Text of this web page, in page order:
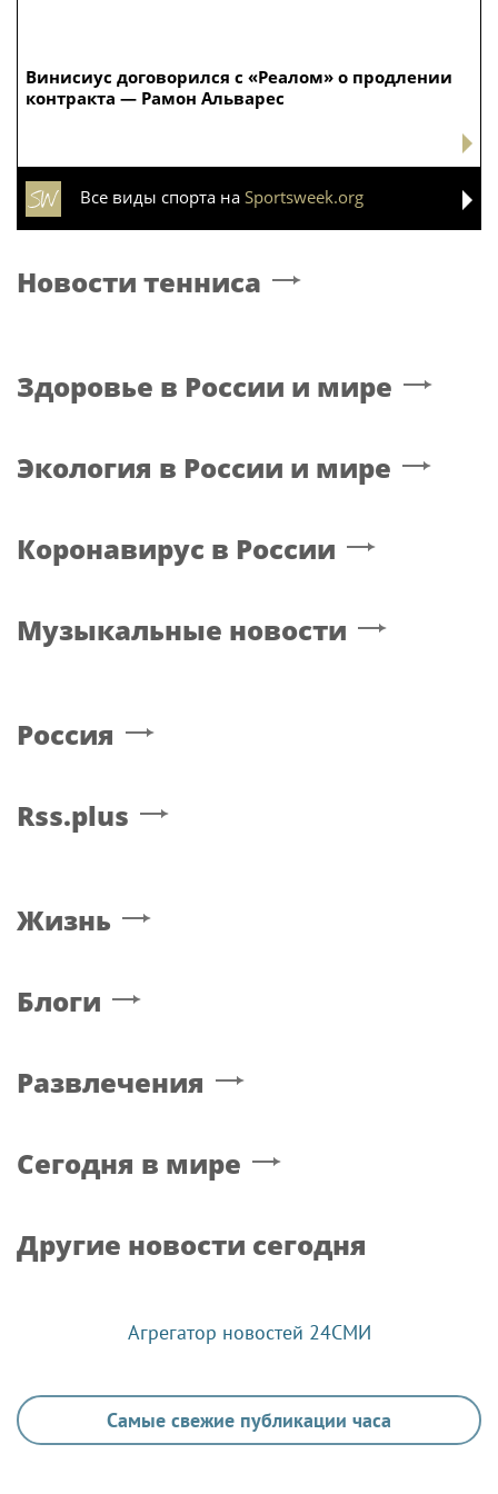
Винисиус договорился с «Реалом» о продлении
контракта — Рамон Альварес
Все виды спорта на Sportsweek.org
Новости тенниса
Здоровье в России и мире
Экология в России и мире
Коронавирус в России
Музыкальные новости
Россия
Rss.plus
Жизнь
Блоги
Развлечения
Сегодня в мире
Другие новости сегодня
Агрегатор новостей 24СМИ
Самые свежие публикации часа